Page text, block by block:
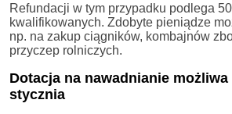
Refundacji w tym przypadku podlega
kwalifikowanych. Zdobyte pieniądze
np. na zakup ciągników, kombajnów
przyczep rolniczych.
Dotacja na nawadnianie
stycznia